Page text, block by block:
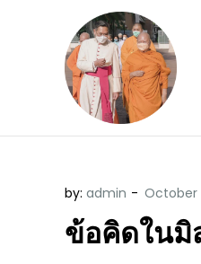
by: admin
ข้อคิดในมิ